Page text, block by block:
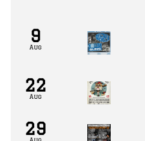
9
Aug
22
Aug
29